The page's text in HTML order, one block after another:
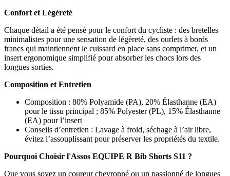
Confort et Légèreté
Chaque détail a été pensé pour le confort du cycliste : des bretelles
minimalistes pour une sensation de légèreté, des ourlets à bords
francs qui maintiennent le cuissard en place sans comprimer, et un
insert ergonomique simplifié pour absorber les chocs lors des
longues sorties.
Composition et Entretien
Composition : 80% Polyamide (PA), 20% Élasthanne (EA)
pour le tissu principal ; 85% Polyester (PL), 15% Élasthanne
(EA) pour l’insert
Conseils d’entretien : Lavage à froid, séchage à l’air libre,
évitez l’assouplissant pour préserver les propriétés du textile.
Pourquoi Choisir l'Assos EQUIPE R Bib Shorts S11 ?
Que vous soyez un coureur chevronné ou un passionné de longues